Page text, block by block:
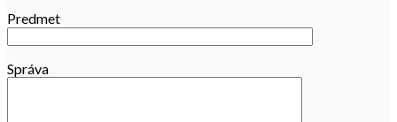
Predmet
Správa